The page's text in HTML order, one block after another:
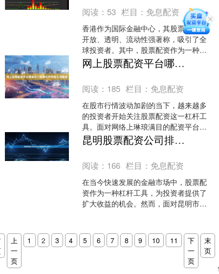
阅读： 53 栏目： 免息配资
香港作为国际金融中心，其股票市场以
开放、透明、流动性强著称，吸引了全
球投资者。其中，股票配资作为一种杠
杆交易工具，近年来在内地和香港投资
者中逐渐受到关注。本文将....
网上股票配资平台哪家好？正规杠杆炒股公司推荐
阅读： 185 栏目： 免息配资
在股市行情波动加剧的当下，越来越多
的投资者开始关注股票配资这一杠杆工
具。面对网络上琳琅满目的配资平台广
告，许多投资者不禁困惑：**网上股票配
资平台哪家好？** ....
昆明股票配资公司排名-专业正规股票配资平台推荐
阅读： 166 栏目： 免息配资
在当今快速发展的金融市场中，股票配
资作为一种杠杆工具，为投资者提供了
扩大收益的机会。然而，面对昆明市场
上
一
页
1 2 3 4 5 6 7 8 9 10 11
下
一
页
末
页